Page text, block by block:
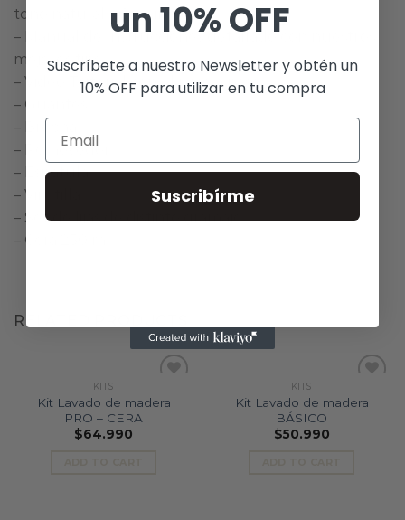
tono natural. ¿Qué incluye?
– Manual de Instrucciones detallado con nuestros
mejores tips
– Video Tutorial con el paso a paso
– Guantes
– Brocha
– Removedor
– Espátula
– Virutilla
– Set de lijas de distinto gramaje
– Cera 250 ml
RELATED PRODUCTS
Añadir
KITS
Kit Lavado de madera
PRO – CERA
$64.990
Añadir
KITS
Kit Lavado de madera
BÁSICO
$50.990
un 10% OFF
Suscríbete a nuestro Newsletter y obtén un
10% OFF para utilizar en tu compra
Suscribírme